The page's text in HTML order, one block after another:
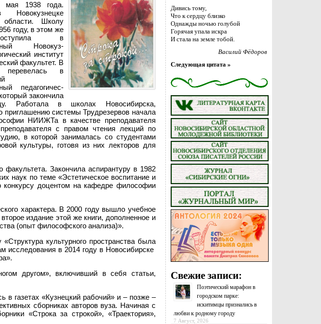
мая 1938 года.
области. Школу
году, в этом же
в
Новокуз­
институт
факультет. В
в
педагогичес­
закончила
Работала в школах Новосибирска,
приглашению системы Трудрезервов начала
НИИЖТа в качестве преподавателя
с правом чтения лекций по
в которой занима­лась со студентами
культуры, готовя из них лекторов для
Закончила аспирантуру в 1982
наук по теме «Эстетическое воспитание и
конкурсу доцентом на кафедре философии
характера. В 2000 году вышло учебное
издание этой же книги, дополненное и
(опыт философского анализа)».
культурного пространства была
исследования в 2014 году в Новосибирске
другом», включивший в себя статьи,
в газетах «Кузнецкий рабочий» и – позже –
сборниках авторов вуза. Начиная с
«Строка за строкой», «Траектория»,
Дивись тому,
Что к сердцу близко
Однажды ночью голубой
Горячая упала искра
И стала на земле тобой.
Василий Фёдоров
Следующая цитата »
Свежие записи:
Поэтический марафон в
городском парке:
искитимцы признались в
любви к родному городу
7 Август, 2026